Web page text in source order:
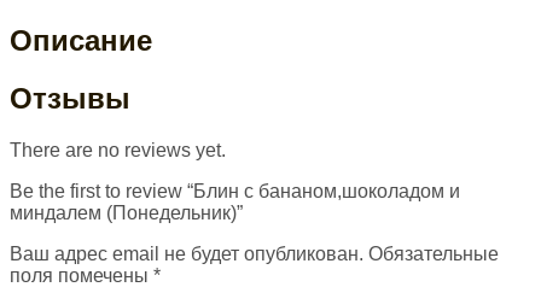
Описание
Отзывы
There are no reviews yet.
Be the first to review “Блин с бананом,шоколадом и
миндалем (Понедельник)”
Ваш адрес email не будет опубликован. Обязательные
поля помечены *